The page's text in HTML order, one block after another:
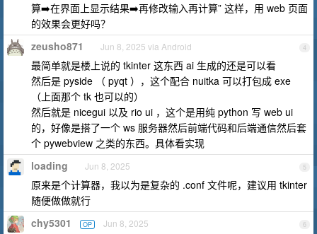
算➡️在界面上显示结果➡️再修改输入再计算” 这样，用 web 页面
的效果会更好吗？
4
zeusho871 Jun 8, 2025 via Android
最简单就是楼上说的 tkinter 这东西 ai 生成的还是可以看
然后是 pyside （ pyqt ），这个配合 nuitka 可以打包成 exe
（上面那个 tk 也可以的）
然后就是 nicegui 以及 rio ui ，这个是用纯 python 写 web ui
的，好像是搭了一个 ws 服务器然后前端代码和后端通信然后套
个 pywebview 之类的东西。具体看实现
5
loading Jun 8, 2025
原来是个计算器，我以为是复杂的 .conf 文件呢，建议用 tkinter
随便做做就行
6
chy5301 OP Jun 8, 2025